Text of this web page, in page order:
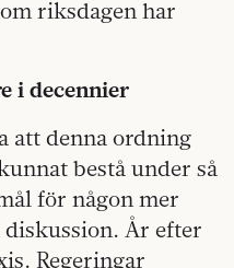
riksdagen har
i decennier
att denna ordning
bestå under så
för någon mer
År efter
Regeringar